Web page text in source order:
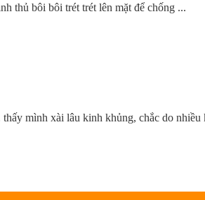
thủ bôi bôi trét trét lên mặt để chống ...
mình xài lâu kinh khủng, chắc do